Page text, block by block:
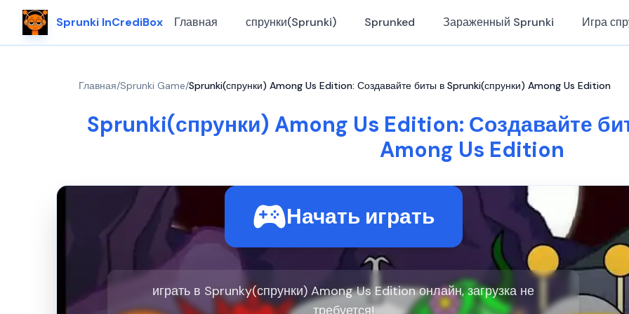
Sprunki InCrediBox Главная спрунки(Sprunki) Sprunked Зараженный Sprunki Игра
Главная/Sprunki Game/Sprunki(спрунки) Among Us Edition: Создавайте биты в Sprunki(спрунки) Among Us Edition
Sprunki(спрунки) Among Us Edition: Создавайте
Among Us Edition
Начать играть
играть в Sprunky(спрунки) Among Us Edition онлайн, загрузка не
требуется!